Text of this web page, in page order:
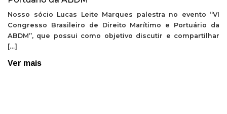
Nosso sócio Lucas Leite Marques palestra no evento “VI
Congresso Brasileiro de Direito Marítimo e Portuário da
ABDM”, que possui como objetivo discutir e compartilhar
[…]
Ver mais